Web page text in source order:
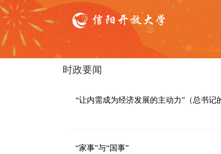
时政要闻
“让内需成为经济发展的主动力”（总书记
“家事”与“国事”